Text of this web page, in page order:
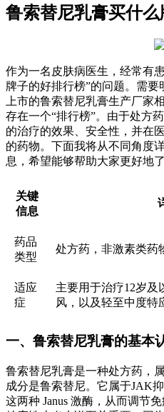
鲁索替尼乳膏买什
作为一名皮肤病医生，经常有
牌子的好排行榜”的问题。需
上市的鲁索替尼乳膏生产厂家
存在一个“排行榜”。由于处方
的治疗的效果、安全性，并在
的药物。下面我将从不同角度
息，希望能够帮助大家更好地
关键
信息
药品
类型
处方药，非激素类药
适应
症
主要用于治疗12岁及
风，以及轻至中度特
一、鲁索替尼乳膏的基本
鲁索替尼乳膏是一种处方药，
成分是鲁索替尼。它属于JAK
这两种 Janus 激酶，从而调节